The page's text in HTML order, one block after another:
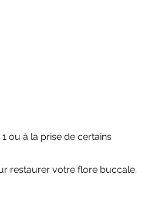
ou à la prise de certains
restaurer votre flore buccale.